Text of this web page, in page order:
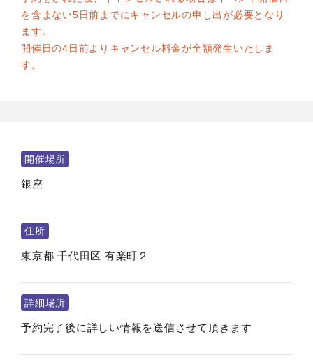
を含まない5日前までにキャンセルの申し出が必要となり
ます。
開催日の4日前よりキャンセル料金が全額発生いたしま
す。
開催場所
銀座
住所
東京都 千代田区 有楽町２
詳細場所
予約完了後に詳しい情報を送信させて頂きます